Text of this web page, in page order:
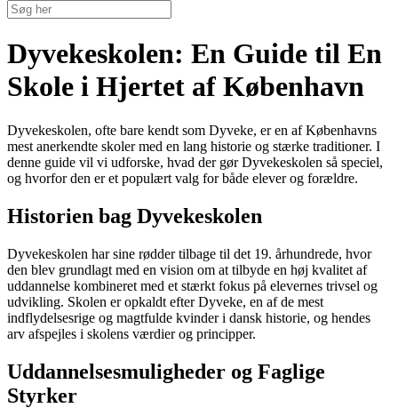
Dyvekeskolen: En Guide til En
Skole i Hjertet af København
Dyvekeskolen, ofte bare kendt som Dyveke, er en af Københavns
mest anerkendte skoler med en lang historie og stærke traditioner. I
denne guide vil vi udforske, hvad der gør Dyvekeskolen så speciel,
og hvorfor den er et populært valg for både elever og forældre.
Historien bag Dyvekeskolen
Dyvekeskolen har sine rødder tilbage til det 19. århundrede, hvor
den blev grundlagt med en vision om at tilbyde en høj kvalitet af
uddannelse kombineret med et stærkt fokus på elevernes trivsel og
udvikling. Skolen er opkaldt efter Dyveke, en af de mest
indflydelsesrige og magtfulde kvinder i dansk historie, og hendes
arv afspejles i skolens værdier og principper.
Uddannelsesmuligheder og Faglige
Styrker